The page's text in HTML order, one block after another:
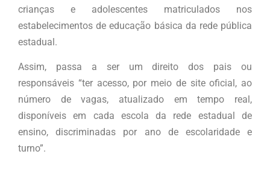
crianças e adolescentes matriculados nos
estabelecimentos de educação básica da rede pública
estadual.
Assim, passa a ser um direito dos pais ou
responsáveis “ter acesso, por meio de site oficial, ao
número de vagas, atualizado em tempo real,
disponíveis em cada escola da rede estadual de
ensino, discriminadas por ano de escolaridade e
turno”.